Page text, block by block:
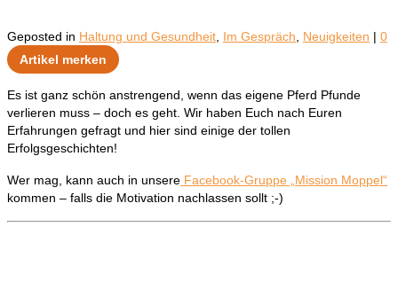
Geposted in Haltung und Gesundheit Im Gespräch Neuigkeiten | 0
Artikel merken
Es ist ganz schön anstrengend, wenn das eigene Pferd Pfunde
verlieren muss – doch es geht. Wir haben Euch nach Euren
Erfahrungen gefragt und hier sind einige der tollen
Erfolgsgeschichten!
Wer mag, kann auch in unsere Facebook-Gruppe „Mission Moppel“
kommen – falls die Motivation nachlassen sollt ;-)